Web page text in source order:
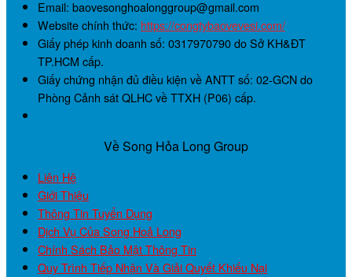
Email: baovesonghoalonggroup@gmail.com
Website chính thức: https://congtybaovevesi.com/
Giấy phép kinh doanh số: 0317970790do Sở KH&ĐT
TP.HCM cấp.
Giấy chứng nhận đủ điều kiện về ANTT số: 02-GCNdo
Phòng Cảnh sát QLHC về TTXH (P06) cấp.
Về Song Hỏa Long Group
Liên Hệ
Giới Thiệu
Thông Tin Tuyển Dụng
Dịch Vụ Của Song Hoả Long
Chính Sách Bảo Mật Thông Tin
Quy Trình Tiếp Nhận Và Giải Quyết Khiếu Nại